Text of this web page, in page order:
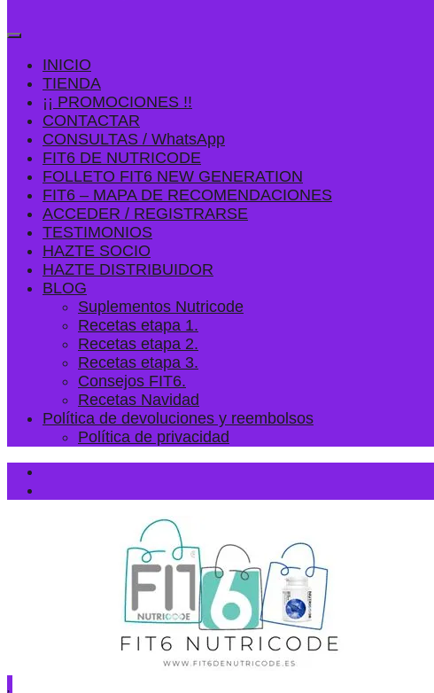
INICIO
TIENDA
¡¡ PROMOCIONES !!
CONTACTAR
CONSULTAS / WhatsApp
FIT6 DE NUTRICODE
FOLLETO FIT6 NEW GENERATION
FIT6 – MAPA DE RECOMENDACIONES
ACCEDER / REGISTRARSE
TESTIMONIOS
HAZTE SOCIO
HAZTE DISTRIBUIDOR
BLOG
Suplementos Nutricode
Recetas etapa 1.
Recetas etapa 2.
Recetas etapa 3.
Consejos FIT6.
Recetas Navidad
Política de devoluciones y reembolsos
Política de privacidad